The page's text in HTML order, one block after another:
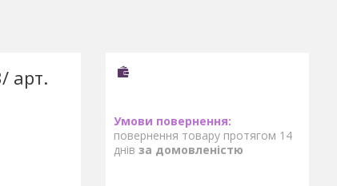
арт.
повернення товару протягом 14
днів за домовленістю